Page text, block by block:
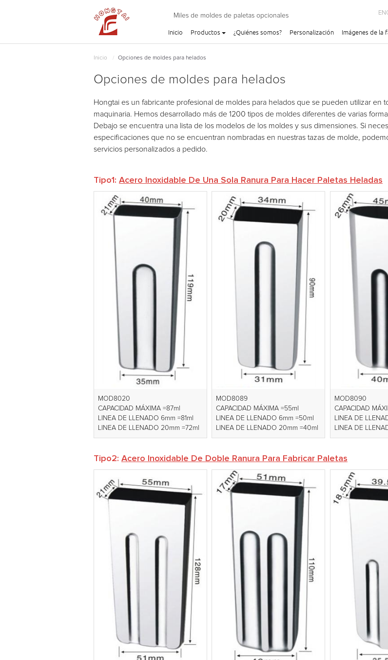
Miles de moldes de paletas opcionales
Inicio Productos ¿Quiénes somos? Personalización Imágenes de la
Inicio Opciones de moldes para helados
Opciones de moldes para helados
Hongtai es un fabricante profesional de moldes para helados que se pueden utilizar en
maquinaria. Hemos desarrollado más de 1200 tipos de moldes diferentes de varias
Debajo se encuentra una lista de los modelos de los moldes y sus dimensiones. Si
especificaciones que no se encuentran nombradas en nuestras tazas de molde,
servicios personalizados a pedido.
Tipo1: Acero Inoxidable De Una Sola Ranura Para Hacer Paletas Heladas
MOD8020
CAPACIDAD MÁXIMA =87ml
LINEA DE LLENADO 6mm =81ml
LINEA DE LLENADO 20mm =72ml
MOD8089
CAPACIDAD MÁXIMA =55ml
LINEA DE LLENADO 6mm =50ml
LINEA DE LLENADO 20mm =40ml
MOD8090
CAPACIDAD
LINEA DE
LINEA DE
Tipo2: Acero Inoxidable De Doble Ranura Para Fabricar Paletas